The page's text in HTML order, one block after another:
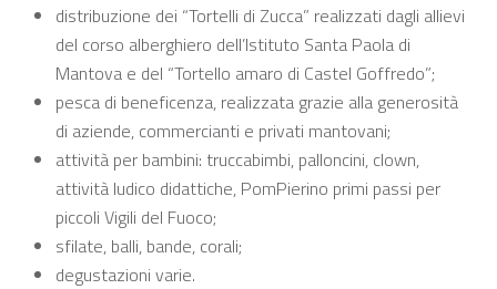
distribuzione dei “Tortelli di Zucca” realizzati dagli allievi
del corso alberghiero dell’Istituto Santa Paola di
Mantova e del “Tortello amaro di Castel Goffredo”;
pesca di beneficenza, realizzata grazie alla generosità
di aziende, commercianti e privati mantovani;
attività per bambini: truccabimbi, palloncini, clown,
attività ludico didattiche, PomPierino primi passi per
piccoli Vigili del Fuoco;
sfilate, balli, bande, corali;
degustazioni varie.